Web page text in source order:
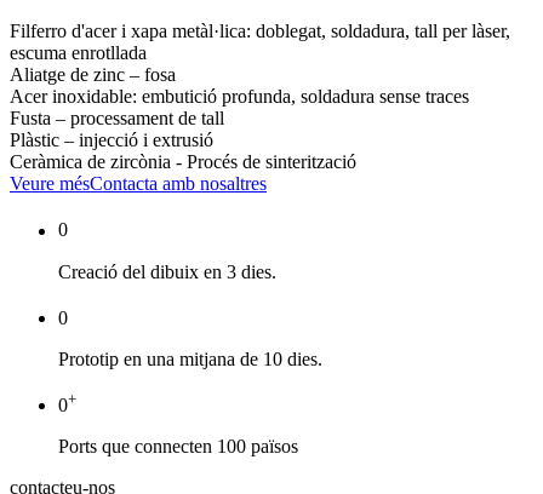
Filferro d'acer i xapa metàl·lica: doblegat, soldadura, tall per làser,
escuma enrotllada
Aliatge de zinc – fosa
Acer inoxidable: embutició profunda, soldadura sense traces
Fusta – processament de tall
Plàstic – injecció i extrusió
Ceràmica de zircònia - Procés de sinterització
Veure mésContacta amb nosaltres
0
Creació del dibuix en 3 dies.
0
Prototip en una mitjana de 10 dies.
0+
Ports que connecten 100 països
contacteu-nos